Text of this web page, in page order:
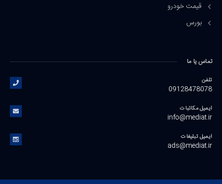
قیمت خودرو
بورس
تماس یا ما
تلفن
09128478078
ایمیل مکاتبات
info@mediat.ir
ایمیل تبلیغات
ads@mediat.ir